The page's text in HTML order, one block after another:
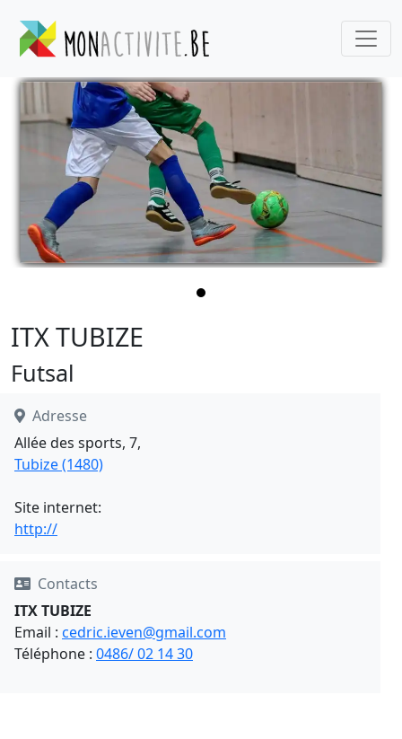
ITX TUBIZE
Futsal
Adresse
Allée des sports, 7,
Tubize (1480)
Site internet:
http://
Contacts
ITX TUBIZE
Email : cedric.ieven@gmail.com
Téléphone : 0486/ 02 14 30